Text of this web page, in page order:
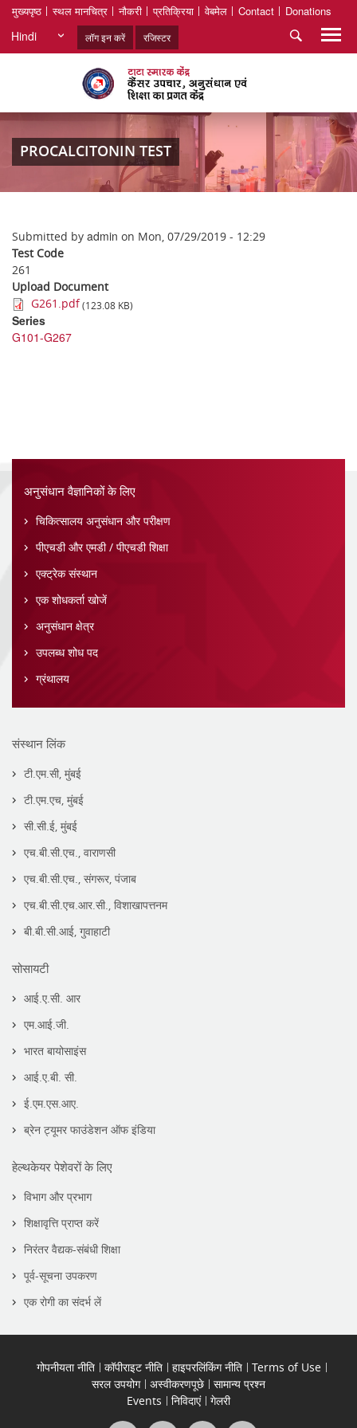
मुख्यपृष्ठ स्थल मानचित्र नौकरी प्रतिक्रिया वेबमेल Contact Donations
Hindi लॉग इन करें रजिस्टर
PROCALCITONIN TEST
Submitted by admin on Mon, 07/29/2019 - 12:29
Test Code
261
Upload Document
G261.pdf(123.08 KB)
Series
G101-G267
अनुसंधान वैज्ञानिकों के लिए
चिकित्सालय अनुसंधान और परीक्षण
पीएचडी और एमडी / पीएचडी शिक्षा
एक्ट्रेक संस्थान
एक शोधकर्ता खोजें
अनुसंधान क्षेत्र
उपलब्ध शोध पद
ग्रंथालय
संस्थान लिंक
टी.एम.सी, मुंबई
टी.एम.एच, मुंबई
सी.सी.ई, मुंबई
एच.बी.सी.एच., वाराणसी
एच.बी.सी.एच., संगरूर, पंजाब
एच.बी.सी.एच.आर.सी., विशाखापत्तनम
बी.बी.सी.आई, गुवाहाटी
सोसायटी
आई.ए.सी. आर
एम.आई.जी.
भारत बायोसाइंस
आई.ए.बी. सी.
ई.एम.एस.आए.
ब्रेन ट्यूमर फाउंडेशन ऑफ इंडिया
हेल्थकेयर पेशेवरों के लिए
विभाग और प्रभाग
शिक्षावृत्ति प्राप्त करें
निरंतर वैद्यक-संबंधी शिक्षा
पूर्व-सूचना उपकरण
एक रोगी का संदर्भ लें
गोपनीयता नीति कॉपीराइट नीति हाइपरलिंकिंग नीति
Terms of Use
सरल उपयोग
अस्वीकरणपूछे
सामान्य प्रश्न
Events
निविदाएं गेलरी